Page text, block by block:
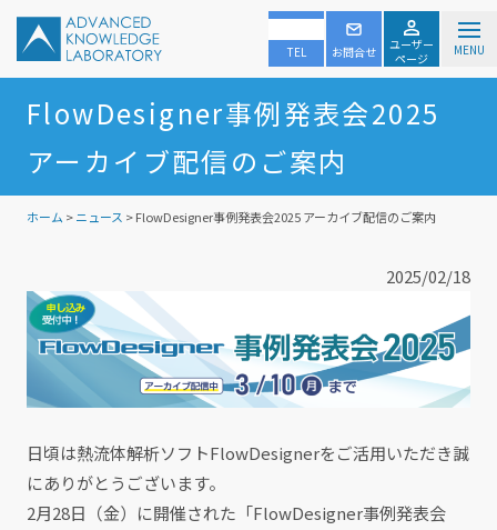
TEL お問合せ
ユーザー
ページ
MENU
FlowDesigner事例発表会2025
アーカイブ配信のご案内
ホーム >ニュース > FlowDesigner事例発表会2025 アーカイブ配信のご案内
2025/02/18
日頃は熱流体解析ソフトFlowDesignerをご活用いただき誠
にありがとうございます。
2月28日（金）に開催された「FlowDesigner事例発表会